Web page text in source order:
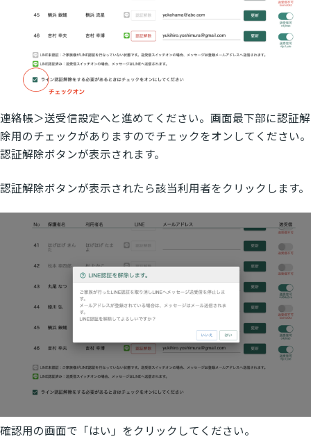
連絡帳＞送受信設定へと進めてください。画面最下部に認証解
除用のチェックがありますのでチェックをオンしてください。
認証解除ボタンが表示されます。
認証解除ボタンが表示されたら該当利用者をクリックします。
確認用の画面で「はい」をクリックしてください。